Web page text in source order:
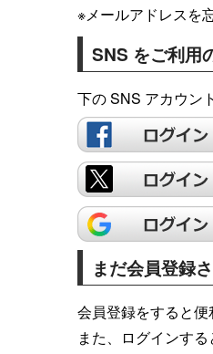
※メールアドレスを
SNS をご利用
下の SNS アカウン
まだ会員登録
会員登録をすると便
また、ログインす